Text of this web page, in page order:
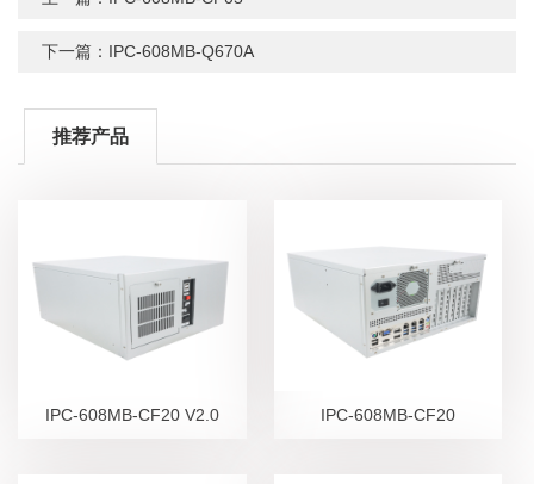
下一篇：IPC-608MB-Q670A
推荐产品
IPC-608MB-CF20 V2.0 IPC-608MB-CF20